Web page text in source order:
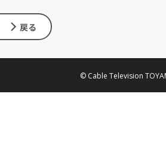
戻る
© Cable Television